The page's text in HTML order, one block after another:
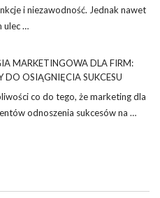
i niezawodność. Jednak nawet
ulec …
MARKETINGOWA DLA FIRM:
DO OSIĄGNIĘCIA SUKCESU
co do tego, że marketing dla
odnoszenia sukcesów na …